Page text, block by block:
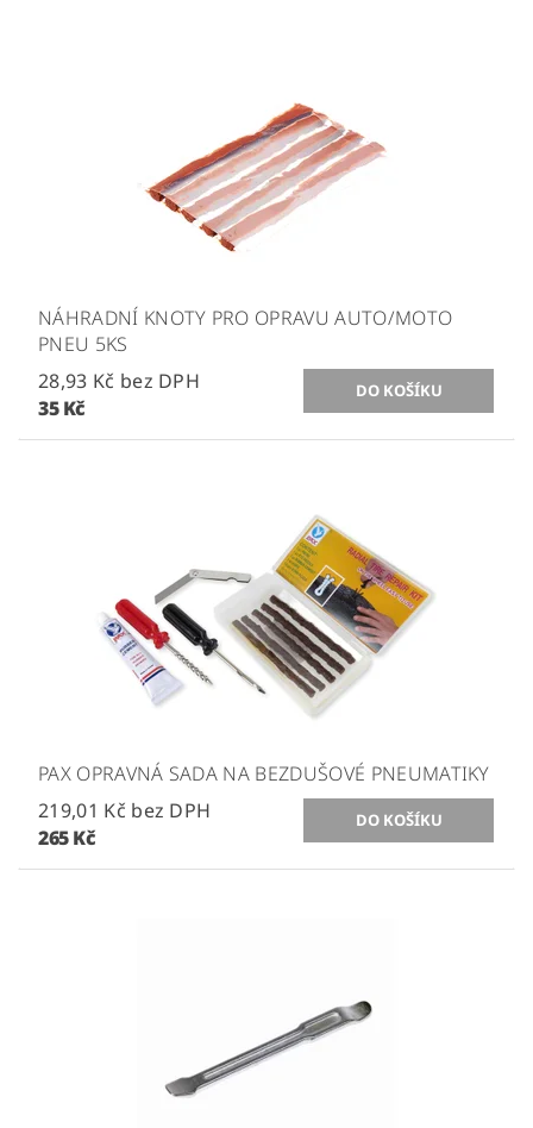
NÁHRADNÍ KNOTY PRO OPRAVU AUTO/MOTO
PNEU 5KS
28,93 Kč bez DPH
35 Kč
PAX OPRAVNÁ SADA NA BEZDUŠOVÉ PNEUMATIKY
219,01 Kč bez DPH
265 Kč